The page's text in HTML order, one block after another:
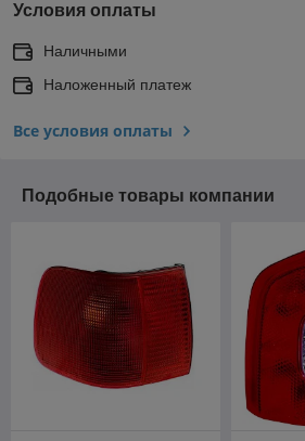
Условия оплаты
Наличными
Наложенный платеж
Все условия оплаты
Подобные товары компании